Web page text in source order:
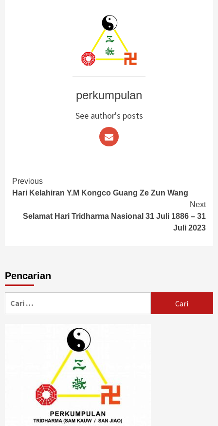
perkumpulan
See author's posts
Continue
Reading
Previous
Hari Kelahiran Y.M Kongco Guang Ze Zun Wang
Next
Selamat Hari Tridharma Nasional 31 Juli 1886 – 31
Juli 2023
Pencarian